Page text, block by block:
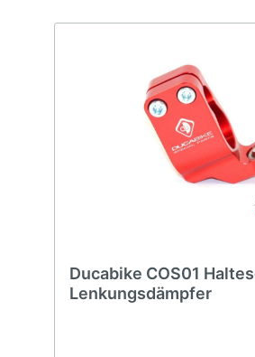
Ducabike COS01
Lenkungsdämpfer